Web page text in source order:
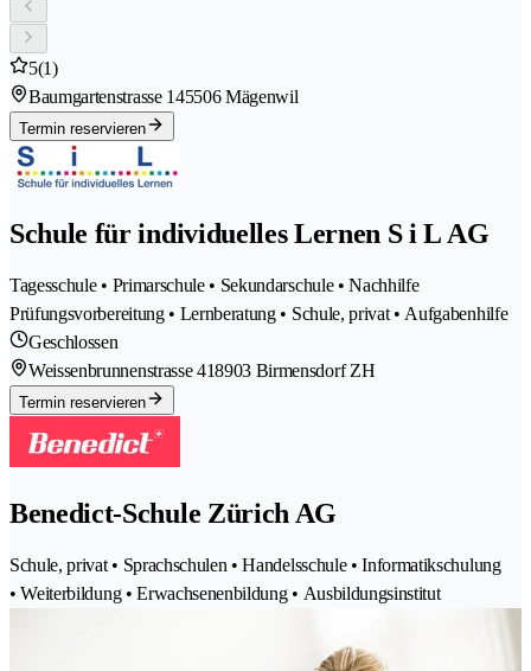
5(1)
Baumgartenstrasse 145506 Mägenwil
Termin reservieren
Schule für individuelles Lernen S i L AG
Tagesschule • Primarschule • Sekundarschule • Nachhilfe
Prüfungsvorbereitung • Lernberatung • Schule, privat • Aufgabenhilfe
Geschlossen
Weissenbrunnenstrasse 418903 Birmensdorf ZH
Termin reservieren
Benedict-Schule Zürich AG
Schule, privat • Sprachschulen • Handelsschule • Informatikschulung
• Weiterbildung • Erwachsenenbildung • Ausbildungsinstitut